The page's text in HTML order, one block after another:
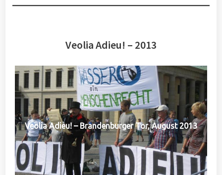
Veolia Adieu! – 2013
Veolia Adieu! – Brandenburger Tor, August 2013